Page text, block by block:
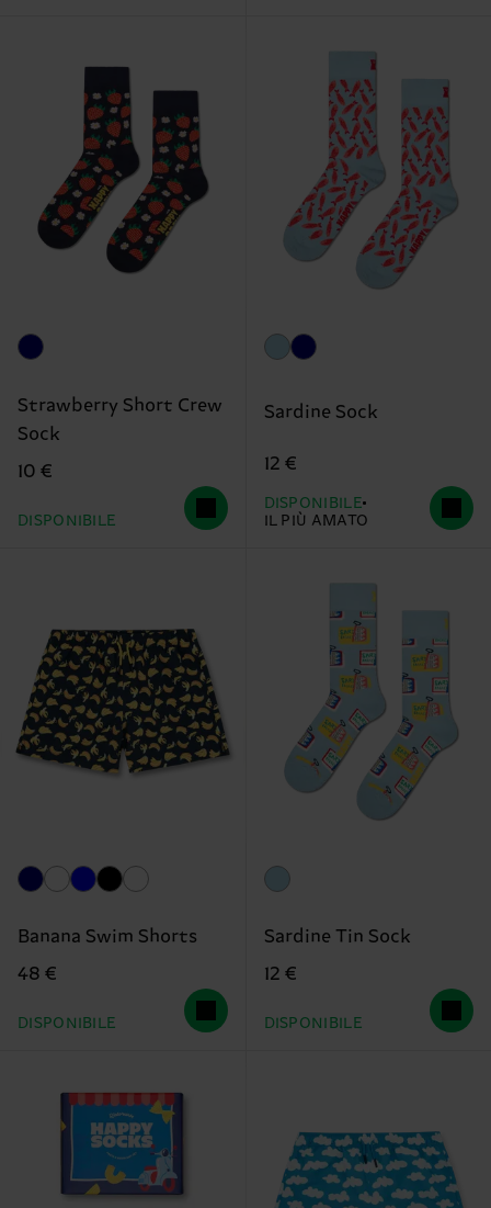
Strawberry Short Crew
Sock
10 €
DISPONIBILE
Sardine Sock
12 €
DISPONIBILE
IL PIÙ AMATO
Banana Swim Shorts
48 €
DISPONIBILE
Sardine Tin Sock
12 €
DISPONIBILE